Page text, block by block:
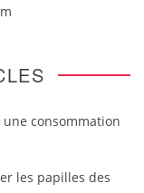
une consommation
les papilles des